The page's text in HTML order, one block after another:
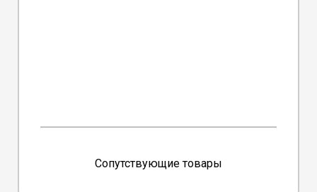
Сопутствующие товары